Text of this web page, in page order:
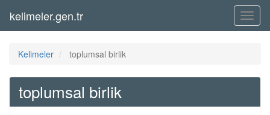
Menü
kelimeler.gen.tr
Kelimeler toplumsal birlik
toplumsal birlik